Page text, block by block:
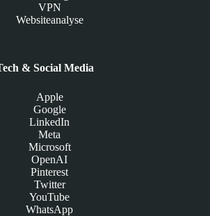
VPN
Websiteanalyse
& Social Media
Apple
Google
LinkedIn
Meta
Microsoft
OpenAI
Pinterest
Twitter
YouTube
WhatsApp